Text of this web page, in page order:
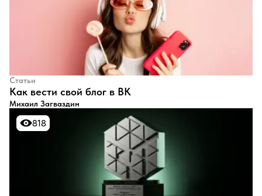
Статьи
​Как вести свой блог в ВК
Михаил Загваздин
818
818